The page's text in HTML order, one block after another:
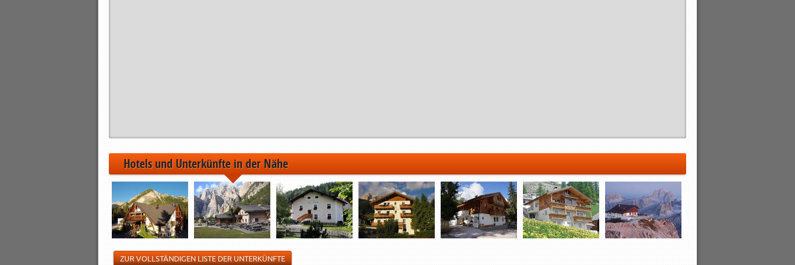
Hotels und Unterkünfte in der Nähe
ZUR VOLLSTÄNDIGEN LISTE DER UNTERKÜNFTE